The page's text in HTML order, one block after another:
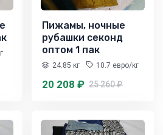
Пижамы, ночные
рубашки секонд
оптом 1 пак
24.85 кг 10.7 евро/кг
20 208 ₽ 25 260 ₽